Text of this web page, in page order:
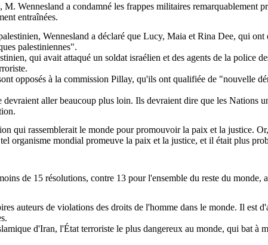
M. Wennesland a condamné les frappes militaires remarquablement
entraînées.
Wennesland a déclaré que Lucy, Maia et Rina Dee, qui ont
palestiniennes".
qui avait attaqué un soldat israélien et des agents de la police
opposés à la commission Pillay, qu'ils ont qualifiée de "nouvelle
aller beaucoup plus loin. Ils devraient dire que les Nations
qui rassemblerait le monde pour promouvoir la paix et la justice.
organisme mondial promeuve la paix et la justice, et il était plus
de 15 résolutions, contre 13 pour l'ensemble du reste du
auteurs de violations des droits de l'homme dans le monde. Il est
d'Iran, l'État terroriste le plus dangereux au monde, qui bat à